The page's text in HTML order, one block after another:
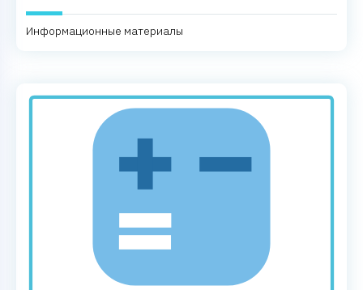
Информационные материалы